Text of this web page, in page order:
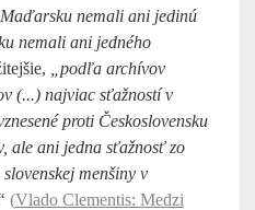
nemali ani jedinú
nemali ani jedného
„podľa archívov
(...) najviac sťažností v
proti Československu
ale ani jedna sťažnosť zo
menšiny v
(Vlado Clementis: Medzi